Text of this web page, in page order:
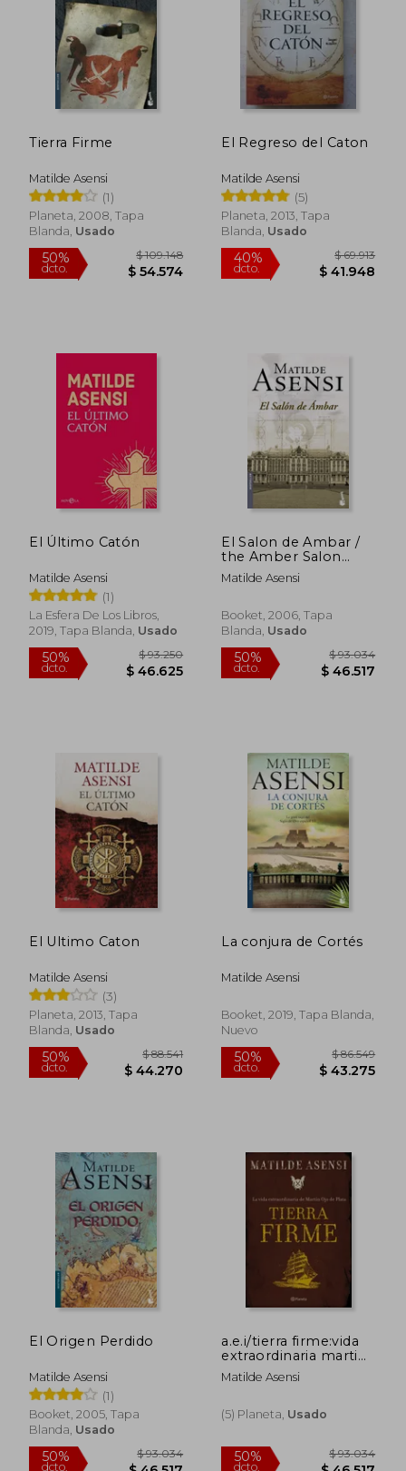
21%
Tierra Firme
Matilde Asensi
(1)
Planeta, 2008, Tapa
Blanda, Usado
El Regreso del Caton
Matilde Asensi
(5)
Planeta, 2013, Tapa
Blanda, Usado
40%
El Último Catón
Matilde Asensi
(1)
La Esfera De Los Libros,
2019, Tapa Blanda, Usado
50%
dcto.
El Salon de Ambar /
the Amber Salon
(Bolsillo) (Spanish
Edition)
Matilde Asensi
Booket, 2006, Tapa
Blanda, Usado
dcto. $
El Ultimo Caton
Matilde Asensi
(3)
Planeta, 2013, Tapa
Blanda, Usado
50%
dcto. $ 44.270
La conjura de Cortés
Matilde Asensi
Booket, 2019, Tapa Blanda,
Nuevo
50%
dcto. $
El Origen Perdido
Matilde Asensi
(1)
Booket, 2005, Tapa
Blanda, Usado
a.e.i/tierra firme:vida
extraordinaria martin
ojo de plata
Matilde Asensi
(5) Planeta, Usado